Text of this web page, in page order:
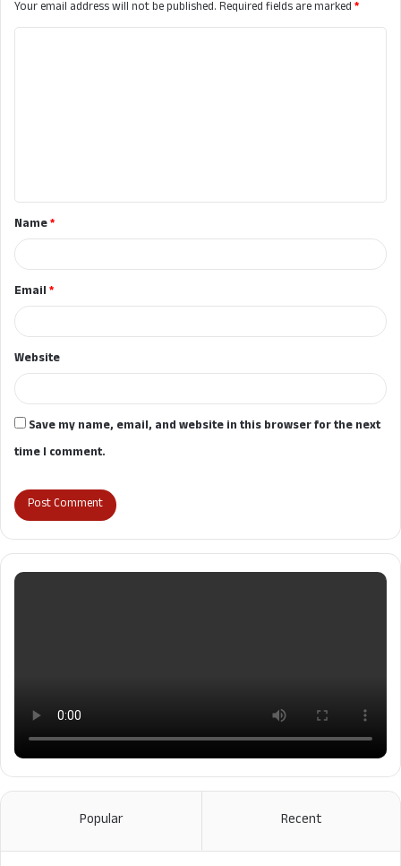
Your email address will not be published.Required fields are marked*
t
*Name*
Email*
Website
Save my name, email, and website in this browser for the next
time I comment.
Popular Recent